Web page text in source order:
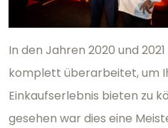
In den Jahren 2020 und
komplett überarbeitet, um
Einkaufserlebnis bieten zu
gesehen war dies eine